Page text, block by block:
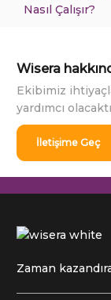
Wisera
Ekibimiz
yardımcı
İletişime Geç
Zaman